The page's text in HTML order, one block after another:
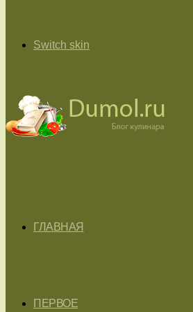
Switch skin
ГЛАВНАЯ
ПЕРВОЕ